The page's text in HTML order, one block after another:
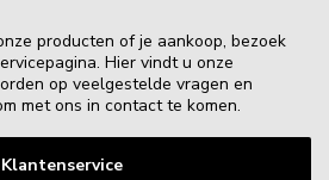
producten of je aankoop, bezoek
Hier vindt u onze
op veelgestelde vragen en
met ons in contact te komen.
Klantenservice